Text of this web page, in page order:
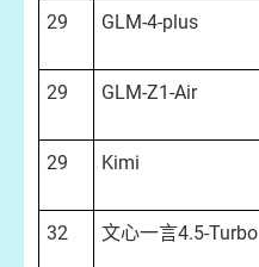
29 GLM-4-plus
29 GLM-Z1-Air
29 Kimi
32 文心一言4.5-Turbo